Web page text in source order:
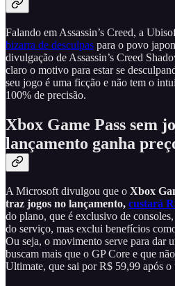
Falando em Assassin’s Creed, a
bizarra de desculpas para o povo
divulgação de Assassin’s Creed
claro o motivo para estar se
seu jogo é uma ficção e não tem o
100% de precisão.
Xbox Game Pass sem
lançamento ganha
A Microsoft divulgou que o Xbox
traz jogos no lançamento, custará
do plano, que é exclusivo de
do serviço, mas exclui benefícios
Ou seja, o movimento serve para dar
buscam mais que o GP Core e que
Ultimate, que sai por R$ 59,99 após o